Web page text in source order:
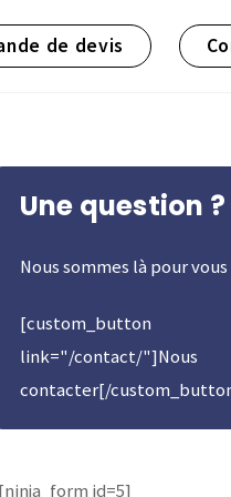
de devis
Une question ?
Nous sommes là pour vous
[custom_button
link="/contact/"]Nous
contacter[/
[ninja_form id=5]